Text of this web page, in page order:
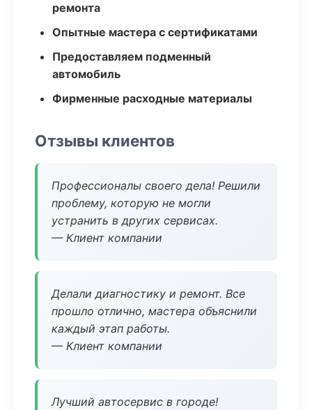
ремонта
Опытные мастера с сертификатами
Предоставляем подменный
автомобиль
Фирменные расходные материалы
Отзывы клиентов
Профессионалы своего дела! Решили
проблему, которую не могли
устранить в других сервисах.
— Клиент компании
Делали диагностику и ремонт. Все
прошло отлично, мастера объяснили
каждый этап работы.
— Клиент компании
Лучший автосервис в городе!